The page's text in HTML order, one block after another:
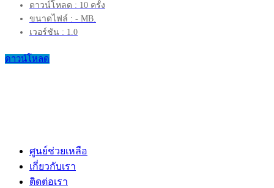
ดาวน์โหลด : 10 ครั้ง
ขนาดไฟล์ : - MB.
เวอร์ชัน : 1.0
ดาวน์โหลด
ศูนย์ช่วยเหลือ
เกี่ยวกับเรา
ติดต่อเรา